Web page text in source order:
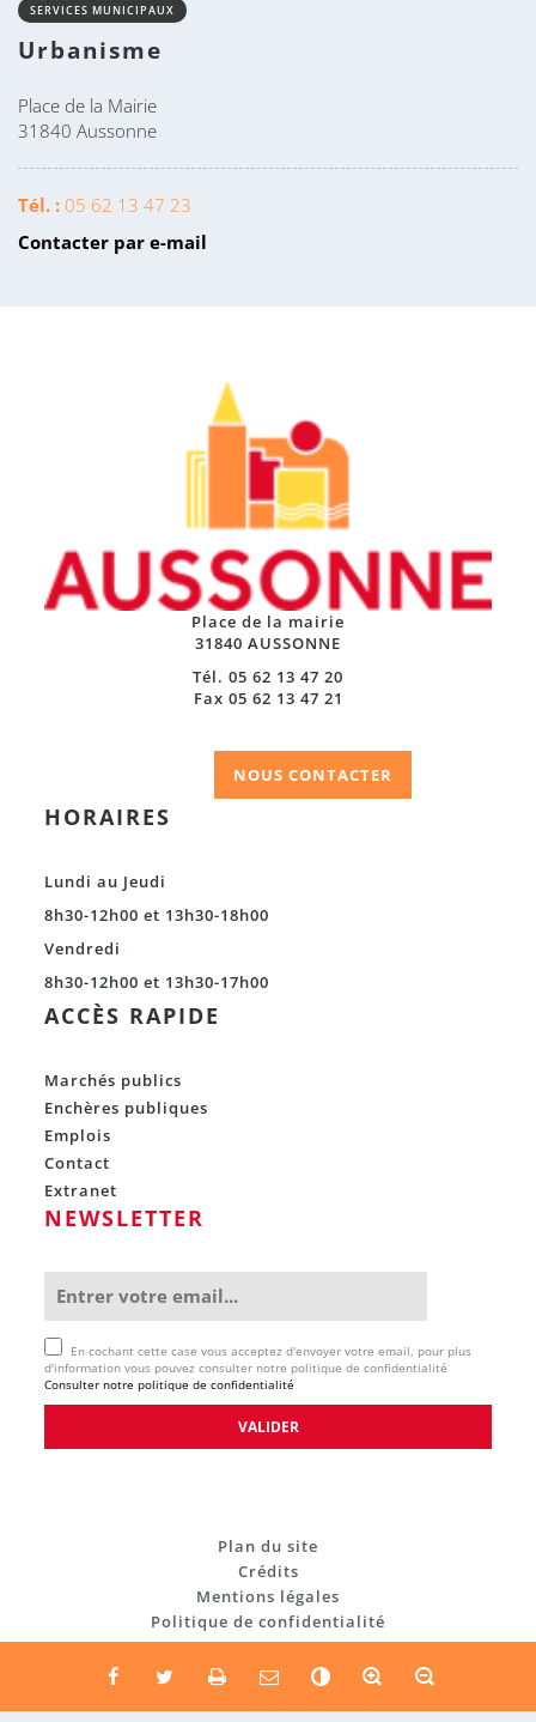
SERVICES MUNICIPAUX
Urbanisme
Place de la Mairie
31840 Aussonne
Tél. : 05 62 13 47 23
Contacter par e-mail
Place de la mairie
31840 AUSSONNE
Tél. 05 62 13 47 20
Fax 05 62 13 47 21
NOUS CONTACTER
HORAIRES
Lundi au Jeudi
8h30-12h00 et 13h30-18h00
Vendredi
8h30-12h00 et 13h30-17h00
ACCÈS RAPIDE
Marchés publics
Enchères publiques
Emplois
Contact
Extranet
NEWSLETTER
En cochant cette case vous acceptez d'envoyer votre email, pour plus
d'information vous pouvez consulter notre politique de confidentialité
Consulter notre politique de confidentialité
Plan du site
Crédits
Mentions légales
Politique de confidentialité
n